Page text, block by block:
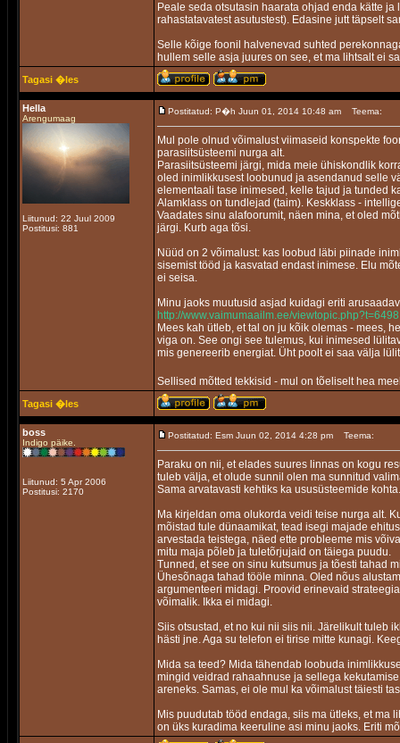
Peale seda otsutasin haarata ohjad enda kätte
rahastatavatest asutustest). Edasine jutt täpselt
Selle kõige foonil halvenevad suhted
hullem selle asja juures on see, et ma lihtsalt ei
Tagasi �les
Hella
Arengumaag
Liitunud: 22 Juul 2009
Postitusi: 881
Postitatud: P�h Juun 01, 2014 10:48 am Teema:
Mul pole olnud võimalust viimaseid konspekte
parasiitsüsteemi nurga alt.
Parasiitsüsteemi järgi, mida meie ühiskondlik
oled inimlikkusest loobunud ja asendanud selle
elementaali tase inimesed, kelle tajud ja tunded
Alamklass on tundlejad (taim). Keskklass -
Vaadates sinu alafoorumit, näen mina, et oled
järgi. Kurb aga tõsi.
Nüüd on 2 võimalust: kas loobud läbi piinade
sisemist tööd ja kasvatad endast inimese. Elu
ei seisa.
Minu jaoks muutusid asjad kuidagi eriti
http://www.vaimumaailm.ee/viewtopic.php?t=6498
Mees kah ütleb, et tal on ju kõik olemas - mees,
viga on. See ongi see tulemus, kui inimesed
mis genereerib energiat. Üht poolt ei saa välja
Sellised mõtted tekkisid - mul on tõeliselt hea
Tagasi �les
boss
Indigo päike.
Liitunud: 5 Apr 2006
Postitusi: 2170
Postitatud: Esm Juun 02, 2014 4:28 pm Teema:
Paraku on nii, et elades suures linnas on kogu
tuleb välja, et olude sunnil olen ma sunnitud
Sama arvatavasti kehtiks ka ususüsteemide kohta.
Ma kirjeldan oma olukorda veidi teise nurga alt.
mõistad tule dünaamikat, tead isegi majade
arvestada teistega, näed ette probleeme mis
mitu maja põleb ja tuletõrjujaid on täiega puudu.
Tunned, et see on sinu kutsumus ja tõesti tahad
Ühesõnaga tahad tööle minna. Oled nõus
argumenteeri midagi. Proovid erinevaid
võimalik. Ikka ei midagi.
Siis otsustad, et no kui nii siis nii. Järelikult tuleb
hästi jne. Aga su telefon ei tirise mitte kunagi.
Mida sa teed? Mida tähendab loobuda
mingid veidrad rahaahnuse ja sellega
areneks. Samas, ei ole mul ka võimalust täiesti
Mis puudutab tööd endaga, siis ma ütleks, et ma
on üks kuradima keeruline asi minu jaoks. Eriti